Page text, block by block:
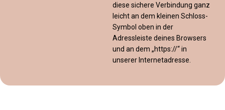
diese sichere Verbindung ganz
leicht an dem kleinen Schloss-
Symbol oben in der
Adressleiste deines Browsers
und an dem „https://“ in
unserer Internetadresse.